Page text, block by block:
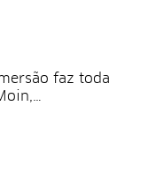
faz toda